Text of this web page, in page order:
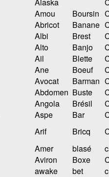
Amou Boursin
Abricot Banane
Albi Brest
Alto Banjo
Ail Blette
Ane Boeuf
Avocat Barman
Abdomen Buste
Angola Brésil
Aspe Bar
Arif Bricq
Amer blasé
Aviron Boxe
awake bet